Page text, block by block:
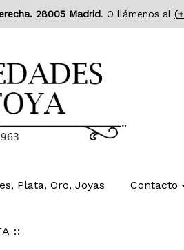
28005 Madrid. O llámenos al
Plata, Oro, Joyas Contacto
::